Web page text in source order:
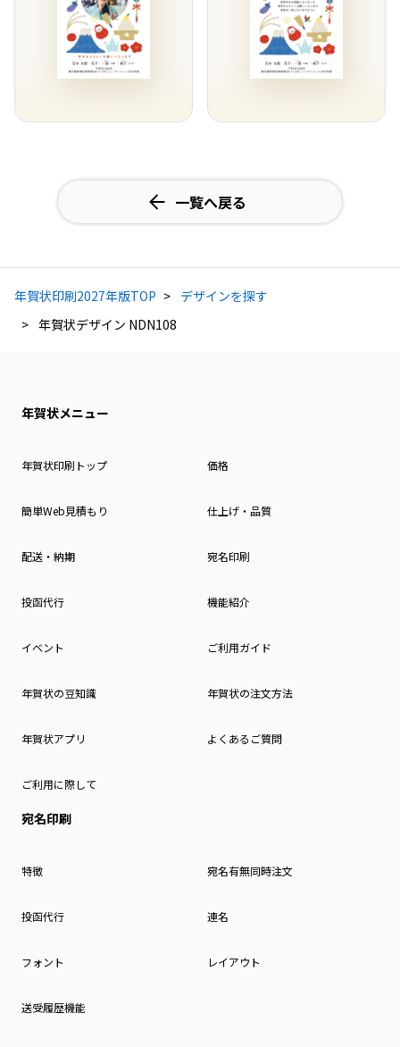
一覧へ戻る
年賀状印刷2027年版TOP
デザインを探す
年賀状デザイン NDN108
年賀状メニュー
年賀状印刷トップ 価格
簡単Web見積もり 仕上げ・品質
配送・納期 宛名印刷
投函代行 機能紹介
イベント ご利用ガイド
年賀状の豆知識 年賀状の注文方法
年賀状アプリ よくあるご質問
ご利用に際して
宛名印刷
特徴 宛名有無同時注文
投函代行 連名
フォント レイアウト
送受履歴機能